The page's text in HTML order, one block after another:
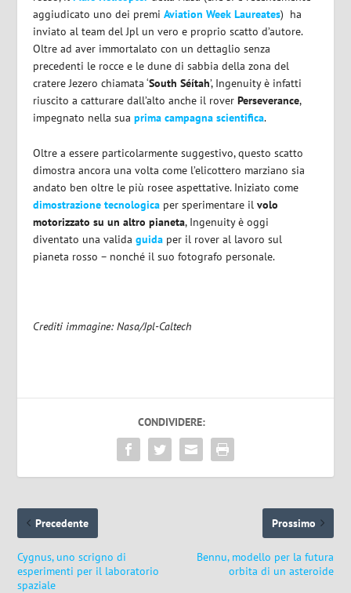
aggiudicato uno dei premiAviation Week Laureates) ha
inviato al team del Jpl un vero e proprio scatto d’autore.
Oltre ad aver immortalato con un dettaglio senza
precedenti le rocce e le dune di sabbia della zona del
cratere Jezero chiamata ‘South Séítah’, Ingenuity è infatti
riuscito a catturare dall’alto anche il roverPerseverance,
impegnato nella suaprima campagna scientifica.
Oltre a essere particolarmente suggestivo, questo scatto
dimostra ancora una volta come l’elicottero marziano sia
andato ben oltre le più rosee aspettative. Iniziato come
dimostrazione tecnologica per sperimentare ilvolo
motorizzato su un altro pianeta, Ingenuity è oggi
diventato una validaguida per il rover al lavoro sul
pianeta rosso – nonché il suo fotografo personale.
Crediti immagine: Nasa/Jpl-Caltech
CONDIVIDERE:
Precedente
Cygnus, uno scrigno di
esperimenti per il laboratorio
spaziale
Prossimo
Bennu, modello per la futura
orbita di un asteroide